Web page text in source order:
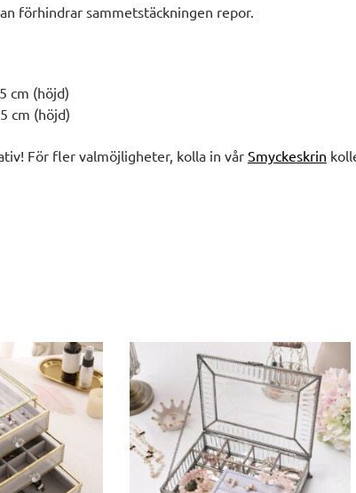
förhindrar sammetstäckningen repor.
cm (höjd)
cm (höjd)
För fler valmöjligheter, kolla in vår Smyckeskrin